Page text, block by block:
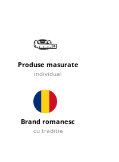
Produse masurate
individual
Brand romanesc
cu traditie